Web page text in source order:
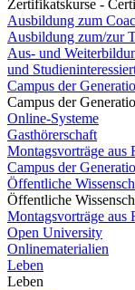
Zertifikatskurse -
Ausbildung zum
Ausbildung zum/zur
Aus- und
und
Campus der
Campus der
Online-Systeme
Gasthörerschaft
Montagsvorträge aus
Campus der
Öffentliche
Öffentliche
Montagsvorträge aus
Open University
Onlinematerialien
Leben
Leben